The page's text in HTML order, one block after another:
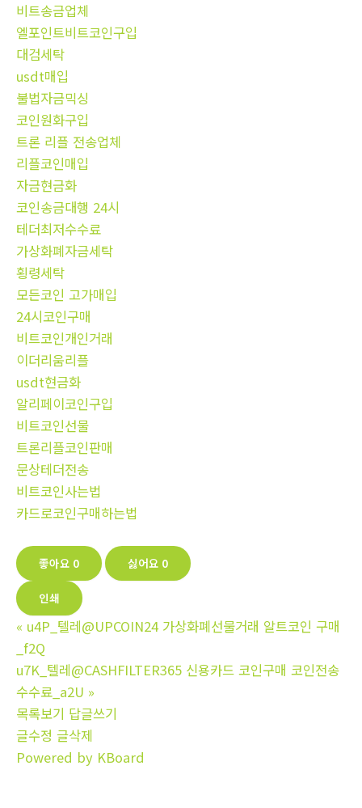
비트송금업체
엘포인트비트코인구입
대검세탁
usdt매입
불법자금믹싱
코인원화구입
트론 리플 전송업체
리플코인매입
자금현금화
코인송금대행 24시
테더최저수수료
가상화폐자금세탁
횡령세탁
모든코인 고가매입
24시코인구매
비트코인개인거래
이더리움리플
usdt현금화
알리페이코인구입
비트코인선물
트론리플코인판매
문상테더전송
비트코인사는법
카드로코인구매하는법
좋아요 0 싫어요 0
인쇄
« u4P_텔레@UPCOIN24 가상화폐선물거래 알트코인 구매
_f2Q
u7K_텔레@CASHFILTER365 신용카드 코인구매 코인전송
수수료_a2U »
목록보기 답글쓰기
글수정 글삭제
Powered by KBoard